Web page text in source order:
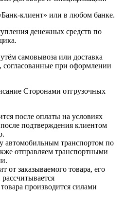
клиент» или в любом банке.
денежных средств по
самовывоза или доставка
при оформлении
Сторонами отгрузочных
после оплаты на условиях
подтверждения клиентом
автомобильным транспортом по
отправляем транспортными
от заказываемого товара, его
производится силами